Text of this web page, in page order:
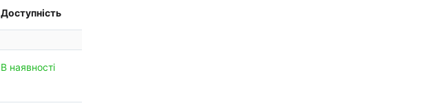
Доступність
В наявності